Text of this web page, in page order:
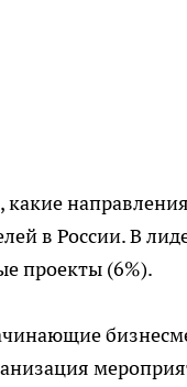
какие
в России. В
проекты (6%).